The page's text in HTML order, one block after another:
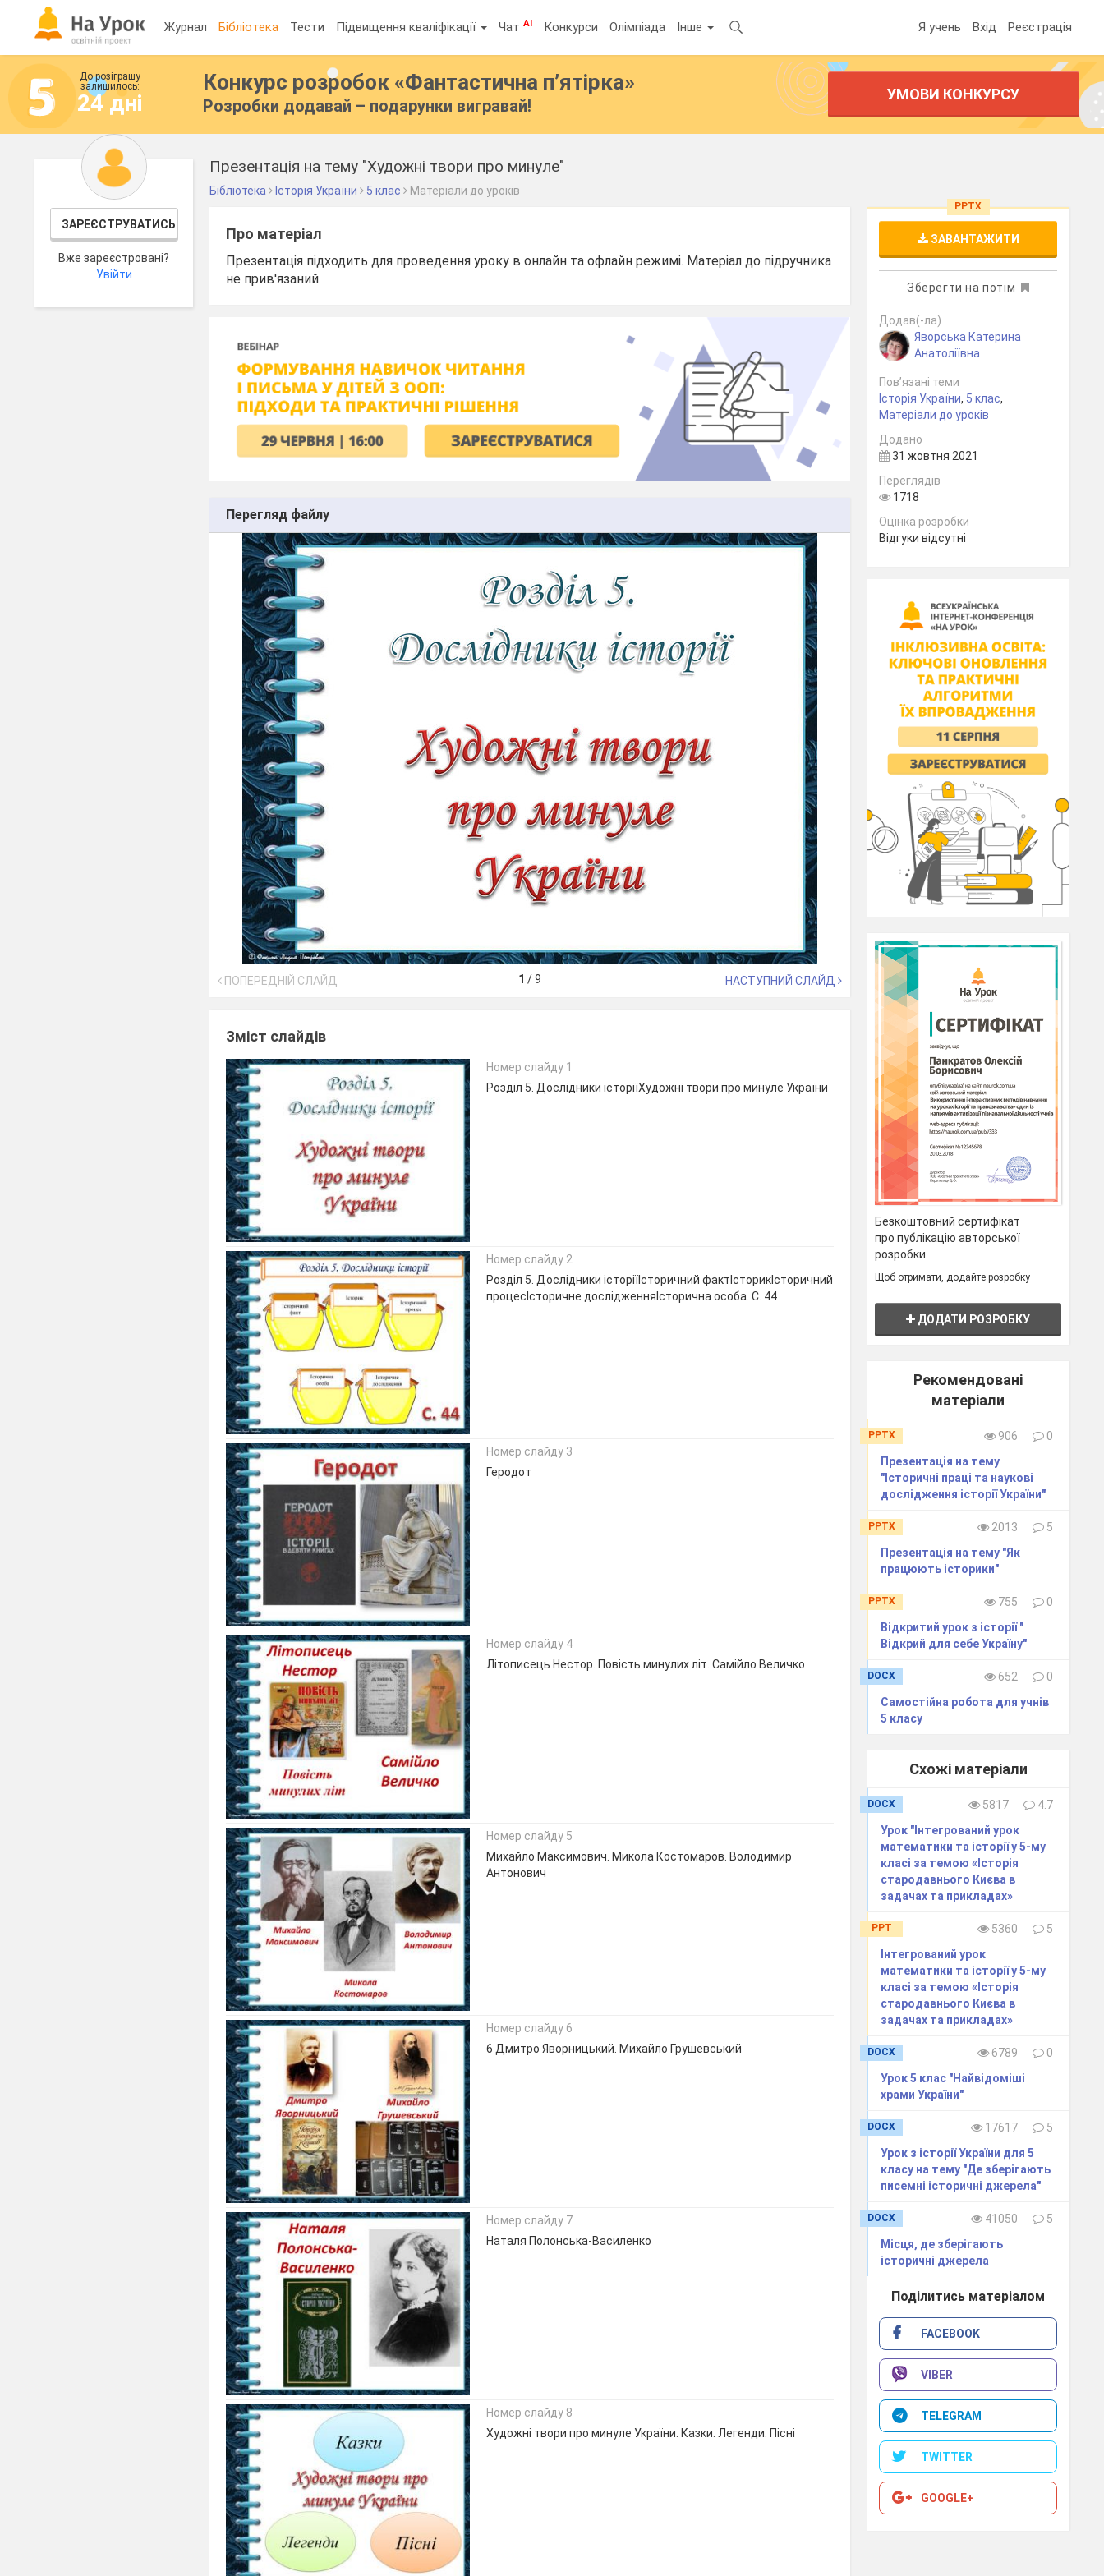
Журнал Бібліотека Тести Підвищення кваліфікації ЧатAI Конкурси Олімпіада Інше Я учень Вхід Реєстрація
До розіграшу
залишилось:
24 дні
Конкурс розробок «Фантастична п’ятірка»
Розробки додавай – подарунки вигравай!
УМОВИ КОНКУРСУ
ЗАРЕЄСТРУВАТИСЬ
Вже зареєстровані?
Увійти
Презентація на тему "Художні твори про минуле"
Бібліотека Історія України 5 клас Матеріали до уроків
Про матеріал
Презентація підходить для проведення уроку в онлайн та офлайн режимі. Матеріал до підручника
не прив'язаний.
Перегляд файлу
ПОПЕРЕДНІЙ СЛАЙД 1 /9 НАСТУПНИЙ СЛАЙД
Зміст слайдів
Номер слайду 1
Розділ 5. Дослідники історіїХудожні твори про минуле України
Номер слайду 2
Розділ 5. Дослідники історіїІсторичний фактІсторикІсторичний
процесІсторичне дослідженняІсторична особа. С. 44
Номер слайду 3
Геродот
Номер слайду 4
Літописець Нестор. Повість минулих літ. Самійло Величко
Номер слайду 5
Михайло Максимович. Микола Костомаров. Володимир
Антонович
Номер слайду 6
6 Дмитро Яворницький. Михайло Грушевський
Номер слайду 7
Наталя Полонська-Василенко
Номер слайду 8
Художні твори про минуле України. Казки. Легенди. Пісні
PPTX
ЗАВАНТАЖИТИ
Зберегти на потім
Додав(-ла)
Яворська Катерина
Анатоліївна
Пов’язані теми
Історія України, 5 клас,
Матеріали до уроків
Додано
31 жовтня 2021
Переглядів
1718
Оцінка розробки
Відгуки відсутні
Безкоштовний сертифікат
про публікацію авторської
розробки
Щоб отримати, додайте розробку
ДОДАТИ РОЗРОБКУ
Рекомендовані
матеріали
PPTX 906
0
Презентація на тему
"Історичні праці та наукові
дослідження історії України"
PPTX 2013
5
Презентація на тему "Як
працюють історики"
PPTX 755
0
Відкритий урок з історії "
Відкрий для себе Україну"
DOCX 652
0
Самостійна робота для учнів
5 класу
Схожі матеріали
DOCX 5817
4.7
Урок "Інтегрований урок
математики та історії у 5-му
класі за темою «Історія
стародавнього Києва в
задачах та прикладах»
PPT 5360
5
Інтегрований урок
математики та історії у 5-му
класі за темою «Історія
стародавнього Києва в
задачах та прикладах»
DOCX 6789
0
Урок 5 клас "Найвідоміші
храми України"
DOCX 17617
5
Урок з історії України для 5
класу на тему "Де зберігають
писемні історичні джерела"
DOCX 41050
5
Місця, де зберігають
історичні джерела
Поділитись матеріалом
FACEBOOK
VIBER
TELEGRAM
TWITTER
GOOGLE+